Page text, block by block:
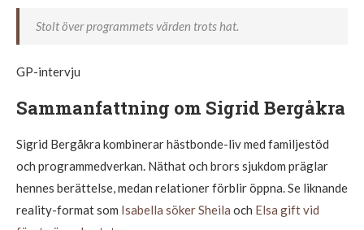
Stolt över programmets värden trots hat.
GP-intervju
Sammanfattning om Sigrid Bergåkra
Sigrid Bergåkra kombinerar hästbonde-liv med familjestöd
och programmedverkan. Näthat och brors sjukdom präglar
hennes berättelse, medan relationer förblir öppna. Se liknande
reality-format som Isabella söker Sheila och Elsa gift vid